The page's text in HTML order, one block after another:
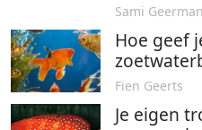
Sami Geerman
Hoe geef
Fien Geerts
Je eigen